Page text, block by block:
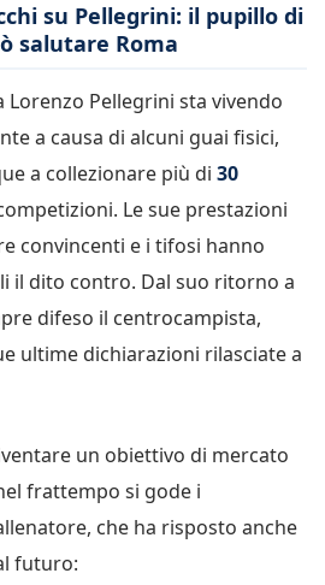
su Pellegrini: il pupillo di
salutare Roma
Lorenzo Pellegrini sta vivendo
a causa di alcuni guai fisici,
a collezionare più di 30
Le sue prestazioni
convincenti e i tifosi hanno
il dito contro. Dal suo ritorno a
difeso il centrocampista,
ultime dichiarazioni rilasciate a
un obiettivo di mercato
frattempo si gode i
che ha risposto anche
futuro: